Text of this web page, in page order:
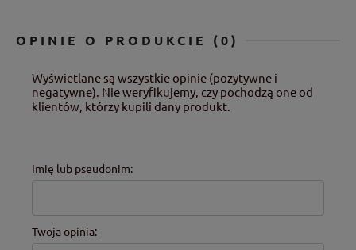
OPINIE O PRODUKCIE (0)
Wyświetlane są wszystkie opinie (pozytywne i
negatywne). Nie weryfikujemy, czy pochodzą one od
klientów, którzy kupili dany produkt.
Imię lub pseudonim:
Twoja opinia: